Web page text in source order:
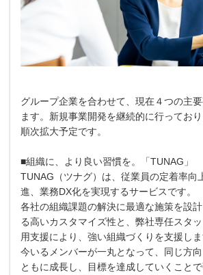
グループ企業を合わせて、現在４つの主
ます。新規事業開発を継続的に行ってお
順次拡大予定です。
■組織に、より良い習慣を。「TUNAG」
TUNAG（ツナグ）は、従業員の定着率向
進、業務DX化を実現するサービスです。
各社の組織課題の解決に最適な施策を設
る高いカスタマイズ性と、弊社専任スタ
用支援により、強い組織づくりを支援しま
今いるメンバーが一丸となって、同じ方
ともに成長し、目標を達成していくこと